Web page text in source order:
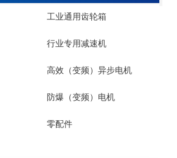
工业通用齿轮箱
行业专用减速机
高效（变频）异步电机
防爆（变频）电机
零配件